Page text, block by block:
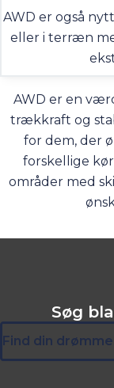
AWD er også
eller i terræn
AWD er en
trækkraft og
for dem, der
forskellige
områder med
Søg
Find din